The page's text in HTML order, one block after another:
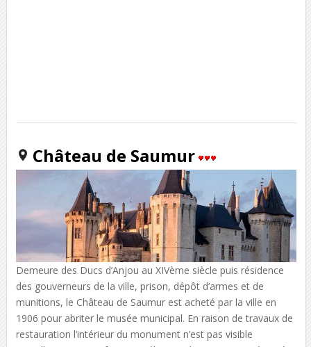
Château de Saumur
Demeure des Ducs d’Anjou au XIVème siècle puis résidence
des gouverneurs de la ville, prison, dépôt d’armes et de
munitions, le Château de Saumur est acheté par la ville en
1906 pour abriter le musée municipal. En raison de travaux de
restauration l’intérieur du monument n’est pas visible